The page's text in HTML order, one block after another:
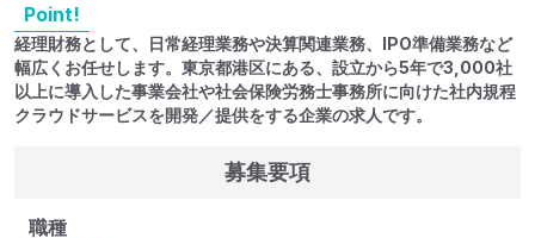
Point!
経理財務として、日常経理業務や決算関連業務、IPO準備業務など
幅広くお任せします。東京都港区にある、設立から5年で3,000社
以上に導入した事業会社や社会保険労務士事務所に向けた社内規程
クラウドサービスを開発／提供をする企業の求人です。
募集要項
職種